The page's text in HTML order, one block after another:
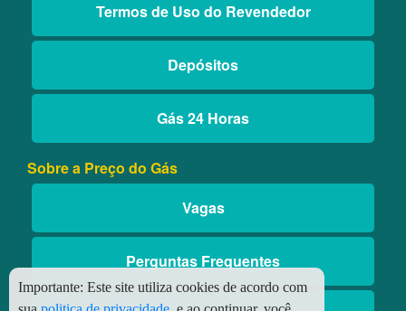
Termos de Uso do Revendedor
Depósitos
Gás 24 Horas
Sobre a Preço do Gás
Vagas
Perguntas Frequentes
Importante: Este site utiliza cookies de acordo com